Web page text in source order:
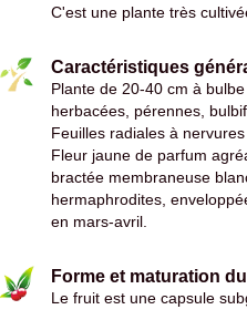
C'est une plante très
Caractéristiques
Plante de 20-40 cm à
herbacées, pérennes,
Feuilles radiales à
Fleur jaune de parfum
bractée membraneuse
hermaphrodites,
en mars-avril.
Forme et maturation
Le fruit est une capsule